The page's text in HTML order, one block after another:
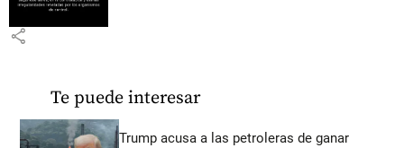
share
Te puede interesar
Trump acusa a las petroleras de ganar